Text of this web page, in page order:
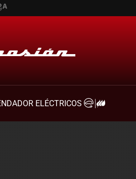
ELÉCTRICOS